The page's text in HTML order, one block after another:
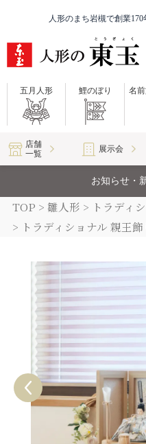
人形のまち岩槻で創業
五月人形 鯉のぼり 名前
店舗
一覧
展示会
お知らせ・
TOP 雛人形
トラディ
トラディショナル 親王飾